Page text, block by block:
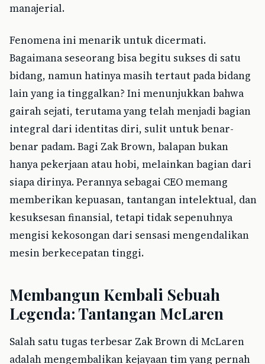
manajerial.
Fenomena ini menarik untuk dicermati.
Bagaimana seseorang bisa begitu sukses di satu
bidang, namun hatinya masih tertaut pada bidang
lain yang ia tinggalkan? Ini menunjukkan bahwa
gairah sejati, terutama yang telah menjadi bagian
integral dari identitas diri, sulit untuk benar-
benar padam. Bagi Zak Brown, balapan bukan
hanya pekerjaan atau hobi, melainkan bagian dari
siapa dirinya. Perannya sebagai CEO memang
memberikan kepuasan, tantangan intelektual, dan
kesuksesan finansial, tetapi tidak sepenuhnya
mengisi kekosongan dari sensasi mengendalikan
mesin berkecepatan tinggi.
Membangun Kembali Sebuah
Legenda: Tantangan McLaren
Salah satu tugas terbesar Zak Brown di McLaren
adalah mengembalikan kejayaan tim yang pernah